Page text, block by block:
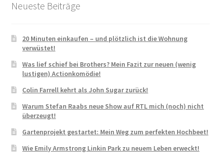
Neueste Beiträge
20 Minuten einkaufen – und plötzlich ist die Wohnung
verwüstet!
Was lief schief bei Brothers? Mein Fazit zur neuen (wenig
lustigen) Actionkomödie!
Colin Farrell kehrt als John Sugar zurück!
Warum Stefan Raabs neue Show auf RTL mich (noch) nicht
überzeugt!
Gartenprojekt gestartet: Mein Weg zum perfekten Hochbeet!
Wie Emily Armstrong Linkin Park zu neuem Leben erweckt!